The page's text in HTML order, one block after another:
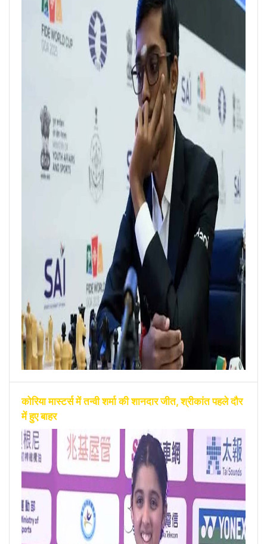
कोरिया मास्टर्स में तन्वी शर्मा की शानदार जीत, श्रीकांत पहले दौर
में हुए बाहर